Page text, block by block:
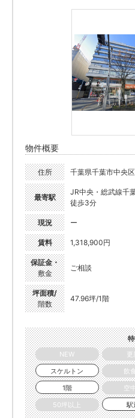
物件概要
住所 千葉県千葉市中央
最寄駅
JR中央・総武線千
徒歩3分
現況 ー
賃料 1,318,900円
保証金・
敷金
ご相談
坪面積/
階数
47.96坪/1階
NEW
更
スケルトン
飲
1階
空
50坪以上
駅